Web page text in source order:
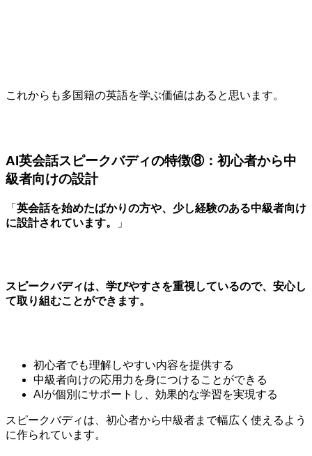
これからも多国籍の英語を学ぶ価値はあると思います。
AI英会話スピークバディの特徴⑧：初心者から中
級者向けの設計
「 英会話を始めたばかりの方や、少し経験のある中級者向け
に設計されています。
」
スピークバディは、学びやすさを重視しているので、安心し
て取り組むことができます。
初心者でも理解しやすい内容を提供する
中級者向けの応用力を身につけることができる
AIが個別にサポートし、効果的な学習を実現する
スピークバディは、初心者から中級者まで幅広く使えるよう
に作られています。